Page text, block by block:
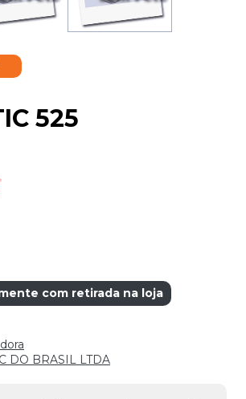
525
com retirada na loja
DO BRASIL LTDA